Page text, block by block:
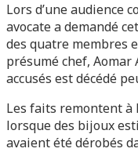
Lors d’une audience
avocate a demandé
des quatre membres
présumé chef, Aomar
accusés est décédé
Les faits remontent à
lorsque des bijoux
avaient été dérobés